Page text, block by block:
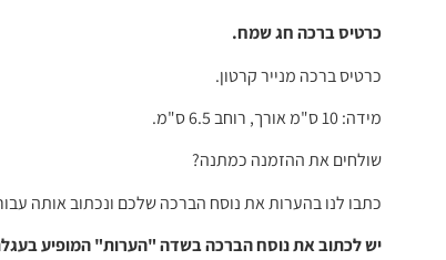
כרטיס ברכה חג שמח.
כרטיס ברכה מנייר קרטון.
מידה: 10 ס"מ אורך, רוחב 6.5 ס"מ.
שולחים את ההזמנה כמתנה?
כתבו לנו בהערות את נוסח הברכה שלכם ונכתוב אותה
יש לכתוב את נוסח הברכה בשדה "הערות" המופיע